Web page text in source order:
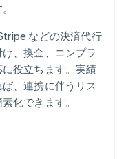
などの決済代行
、換金、コンプラ
役立ちます。実績
、連携に伴うリス
化できます。